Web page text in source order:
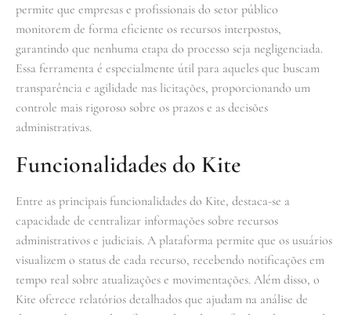
permite que empresas e profissionais do setor público
monitorem de forma eficiente os recursos interpostos,
garantindo que nenhuma etapa do processo seja negligenciada.
Essa ferramenta é especialmente útil para aqueles que buscam
transparência e agilidade nas licitações, proporcionando um
controle mais rigoroso sobre os prazos e as decisões
administrativas.
Funcionalidades do Kite
Entre as principais funcionalidades do Kite, destaca-se a
capacidade de centralizar informações sobre recursos
administrativos e judiciais. A plataforma permite que os usuários
visualizem o status de cada recurso, recebendo notificações em
tempo real sobre atualizações e movimentações. Além disso, o
Kite oferece relatórios detalhados que ajudam na análise de